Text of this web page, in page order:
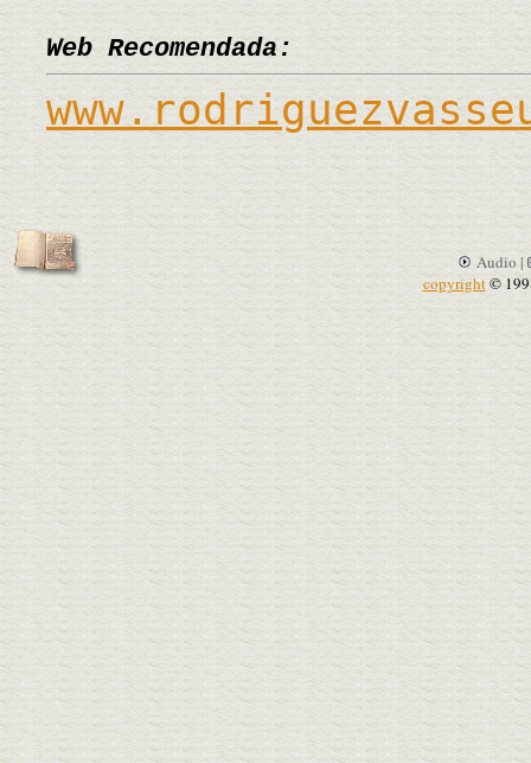
Web Recomendada:
Audio |
copyright©